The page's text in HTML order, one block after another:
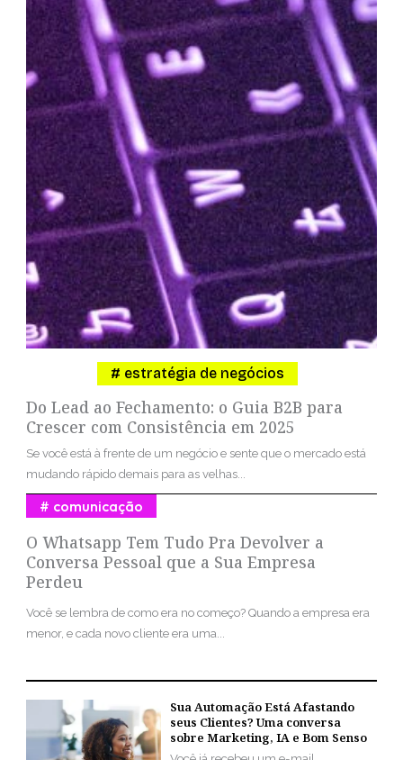
Do Lead ao Fechamento: o Guia B2B para
Crescer com Consistência em 2025
estratégia de negócios
Se você está à frente de um negócio e sente que o mercado está
mudando rápido demais para as velhas...
O Whatsapp Tem Tudo Pra Devolver a
Conversa Pessoal que a Sua Empresa
Perdeu
comunicação
Você se lembra de como era no começo? Quando a empresa era
menor, e cada novo cliente era uma...
Sua Automação Está Afastando
seus Clientes? Uma conversa
sobre Marketing, IA e Bom Senso